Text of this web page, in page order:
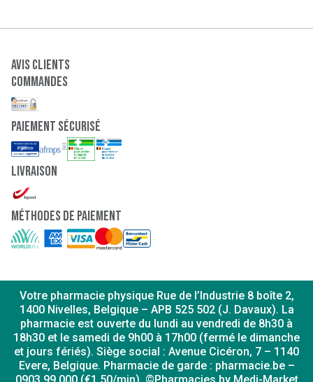
Avis clients
Commandes
paiement sécurisé
Livraison
Méthodes de paiement
Votre pharmacie physique Rue de l’Industrie 8 boîte 2,
1400 Nivelles, Belgique – APB 525 502 (J. Davaux). La
pharmacie est ouverte du lundi au vendredi de 8h30 à
18h30 et le samedi de 9h00 à 17h00 (fermé le dimanche
et jours fériés). Siège social : Avenue Cicéron, 7 – 1140
Evere, Belgique. Pharmacie de garde : pharmacie.be –